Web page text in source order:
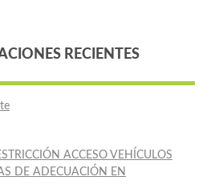
RECIENTES
ACCESO VEHÍCULOS
DE ADECUACIÓN EN